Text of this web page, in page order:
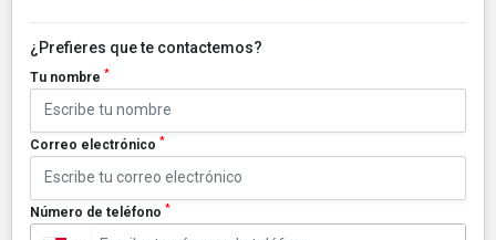
¿Prefieres que te contactemos?
Tu nombre *
Correo electrónico *
Número de teléfono *